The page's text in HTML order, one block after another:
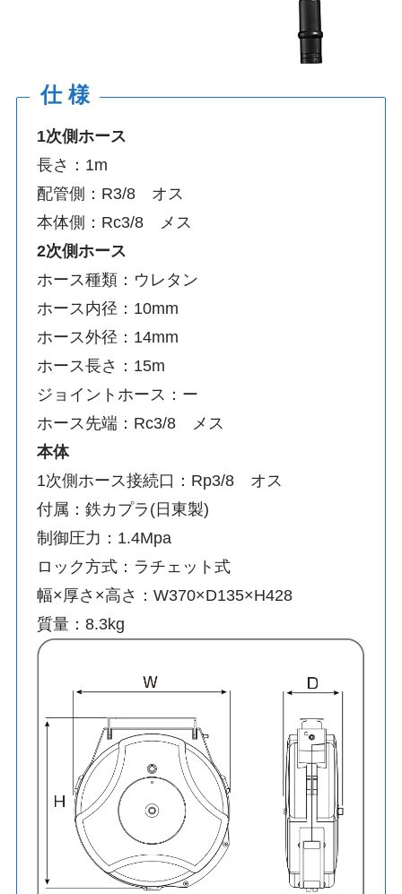
仕 様
1次側ホース
長さ：1m
配管側：R3/8 オス
本体側：Rc3/8 メス
2次側ホース
ホース種類：ウレタン
ホース内径：10mm
ホース外径：14mm
ホース長さ：15m
ジョイントホース：ー
ホース先端：Rc3/8 メス
本体
1次側ホース接続口：Rp3/8 オス
付属：鉄カプラ(日東製)
制御圧力：1.4Mpa
ロック方式：ラチェット式
幅×厚さ×高さ：W370×D135×H428
質量：8.3kg